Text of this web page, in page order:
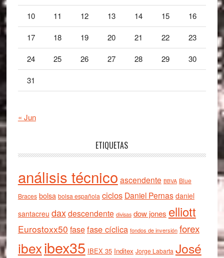
10 11 12 13 14 15 16
17 18 19 20 21 22 23
24 25 26 27 28 29 30
31
« Jun
ETIQUETAS
análisis técnico ascendente BBVA Blue
Braces bolsa bolsa española ciclos Daniel Pernas daniel
santacreu daxdescendente divisas dow jones elliott
Eurostoxx50 fasefase cíclica fondos de inversión forex
ibexibex35 IBEX 35 Inditex Jorge Labarta José